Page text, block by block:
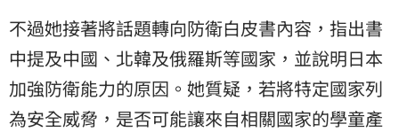
不過她接著將話題轉向防衛白皮書內容，指出書
中提及中國、北韓及俄羅斯等國家，並說明日本
加強防衛能力的原因。她質疑，若將特定國家列
為安全威脅，是否可能讓來自相關國家的學童產